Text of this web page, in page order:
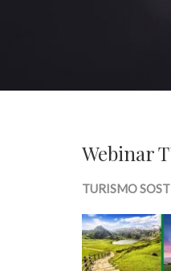
Webinar
TURISMO